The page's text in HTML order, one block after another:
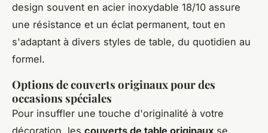
design souvent en acier inoxydable 18/10 assure
une résistance et un éclat permanent, tout en
s'adaptant à divers styles de table, du quotidien au
formel.
Options de couverts originaux pour des
occasions spéciales
Pour insuffler une touche d'originalité à votre
décoration, les couverts de table originaux se